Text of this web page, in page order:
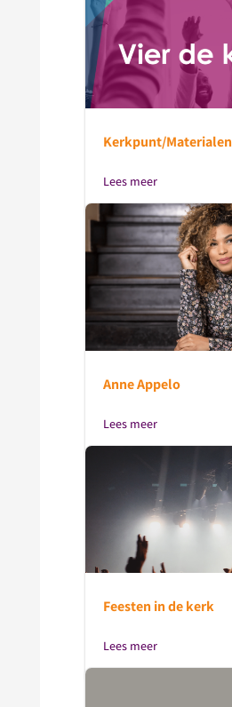
Kerkpunt/Materialen
Lees meer
Anne Appelo
Lees meer
Feesten in de kerk
Lees meer